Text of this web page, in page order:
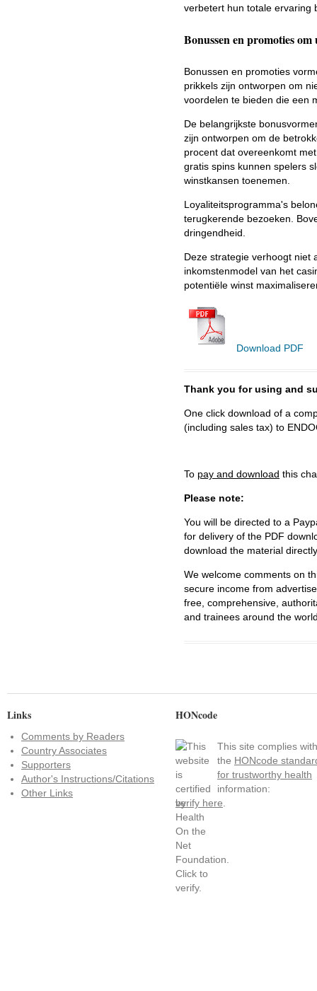
verbetert hun totale ervaring
Bonussen en promoties
Bonussen en promoties
prikkels zijn ontworpen om
voordelen te bieden die een
De belangrijkste
zijn ontworpen om de
procent dat overeenkomt
gratis spins kunnen spelers
winstkansen toenemen.
Loyaliteitsprogramma's
terugkerende bezoeken.
dringendheid.
Deze strategie verhoogt niet
inkomstenmodel van het
potentiële winst
Download PDF
Thank you for using and
One click download of a
(including sales tax) to
To pay and download this
Please note:
You will be directed to a
for delivery of the PDF
download the material
We welcome comments on
secure income from
free, comprehensive,
and trainees around the
Links
Comments by Readers
Country Associates
Supporters
Author's Instructions/Citations
Other Links
HONcode
This site complies with
the HONcode
for trustworthy health
information:
verify here